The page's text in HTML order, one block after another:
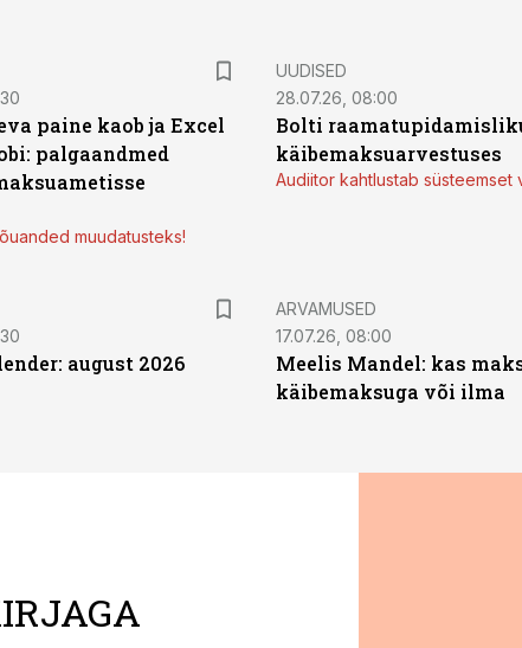
paine kaob ja Excel
palgaandmed
muudatusteks!
UUDISED
28.07.26, 08:00
Bolti
käibemaksuarvestuses
Audiitor kahtlustab süsteemset
august 2026
ARVAMUSED
17.07.26, 08:00
Meelis Mandel: kas
käibemaksuga või ilma